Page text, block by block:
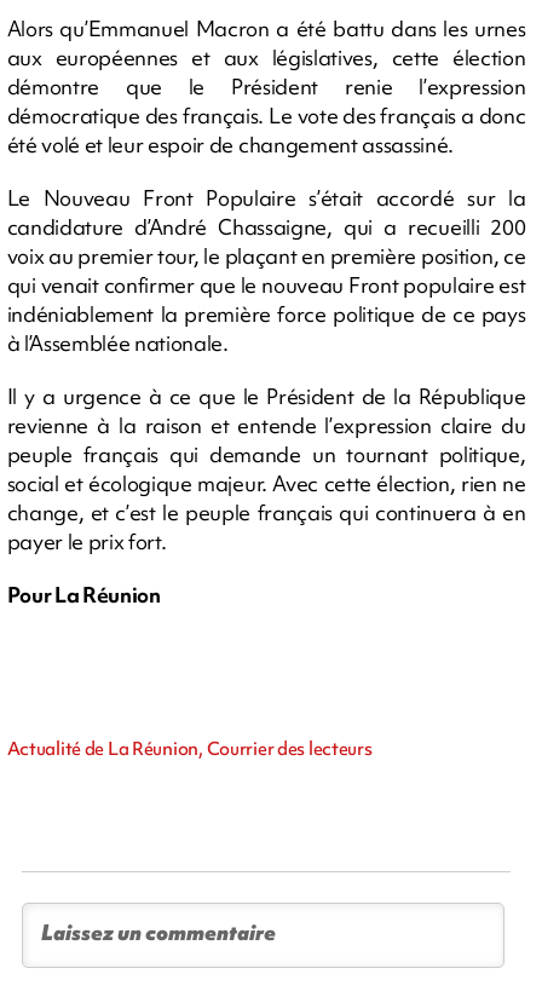
Alors qu’Emmanuel Macron a été battu dans les urnes
aux européennes et aux législatives, cette élection
démontre que le Président renie l’expression
démocratique des français. Le vote des français a donc
été volé et leur espoir de changement assassiné.
Le Nouveau Front Populaire s’était accordé sur la
candidature d’André Chassaigne, qui a recueilli 200
voix au premier tour, le plaçant en première position, ce
qui venait confirmer que le nouveau Front populaire est
indéniablement la première force politique de ce pays
à l’Assemblée nationale.
Il y a urgence à ce que le Président de la République
revienne à la raison et entende l’expression claire du
peuple français qui demande un tournant politique,
social et écologique majeur. Avec cette élection, rien ne
change, et c’est le peuple français qui continuera à en
payer le prix fort.
Pour La Réunion
Actualité de La Réunion, Courrier des lecteurs